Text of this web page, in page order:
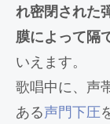
れ密閉された
膜によって隔
いえます。
歌唱中に、声
ある声門下圧